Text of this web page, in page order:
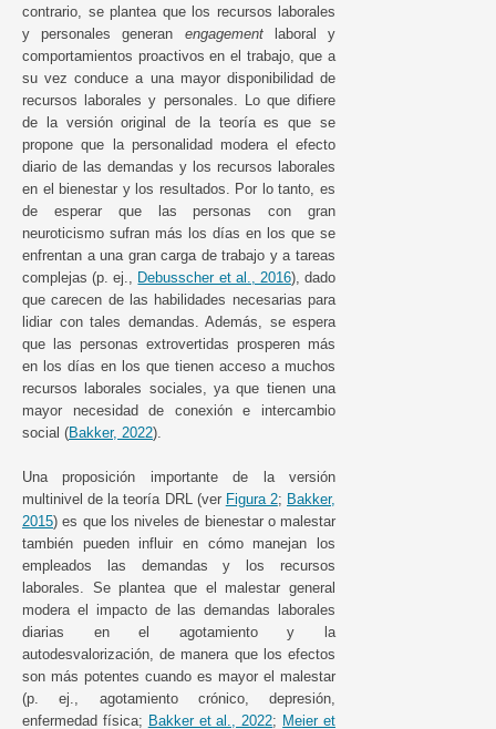
contrario, se plantea que los recursos laborales
y personales generan engagementlaboral y
comportamientos proactivos en el trabajo, que a
su vez conduce a una mayor disponibilidad de
recursos laborales y personales. Lo que difiere
de la versión original de la teoría es que se
propone que la personalidad modera el efecto
diario de las demandas y los recursos laborales
en el bienestar y los resultados. Por lo tanto, es
de esperar que las personas con gran
neuroticismo sufran más los días en los que se
enfrentan a una gran carga de trabajo y a tareas
complejas (p. ej., Debusscher et al., 2016), dado
que carecen de las habilidades necesarias para
lidiar con tales demandas. Además, se espera
que las personas extrovertidas prosperen más
en los días en los que tienen acceso a muchos
recursos laborales sociales, ya que tienen una
mayor necesidad de conexión e intercambio
social (Bakker, 2022).
Una proposición importante de la versión
multinivel de la teoría DRL (ver Figura 2; Bakker,
2015) es que los niveles de bienestar o malestar
también pueden influir en cómo manejan los
empleados las demandas y los recursos
laborales. Se plantea que el malestar general
modera el impacto de las demandas laborales
diarias en el agotamiento y la
autodesvalorización, de manera que los efectos
son más potentes cuando es mayor el malestar
(p. ej., agotamiento crónico, depresión,
enfermedad física; Bakker et al., 2022; Meier et